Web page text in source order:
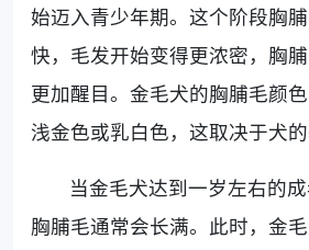
始迈入青少年期。这个阶段胸
快，毛发开始变得更浓密，胸
更加醒目。金毛犬的胸脯毛颜色
浅金色或乳白色，这取决于犬的
当金毛犬达到一岁左右的
胸脯毛通常会长满。此时，金